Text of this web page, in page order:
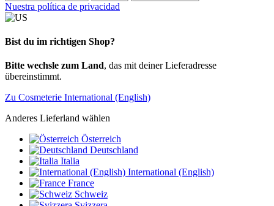
Nuestra política de privacidad
Bist du im richtigen Shop?
Bitte wechsle zum Land, das mit deiner Lieferadresse
übereinstimmt.
Zu Cosmeterie International (English)
Anderes Lieferland wählen
Österreich
Deutschland
Italia
International (English)
France
Schweiz